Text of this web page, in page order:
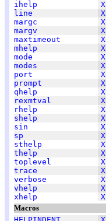
ihelp
X
line
X
margc
X
margv
X
maxtimeout
X
mhelp
X
mode
X
modes
X
port
X
prompt
X
qhelp
X
rexmtval
X
rhelp
X
shelp
X
sin
X
sp
X
sthelp
X
thelp
X
toplevel
X
trace
X
verbose
X
vhelp
X
xhelp
X
Macros